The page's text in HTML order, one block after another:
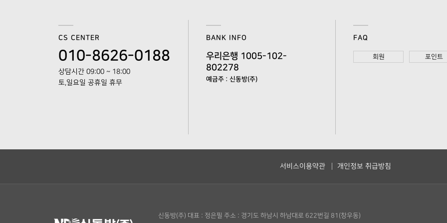
CS CENTER
010-8626-0188
상담시간 09:00 ~ 18:00
토,일요일 공휴일 휴무
BANK INFO
우리은행 1005-102-
802278
예금주 : 신동방(주)
FAQ
회원 포인트
서비스이용약관 개인정보 취급방침
신동방(주) 대표 : 정은필 주소 : 경기도 하남시 하남대로 622번길 81(창우동)